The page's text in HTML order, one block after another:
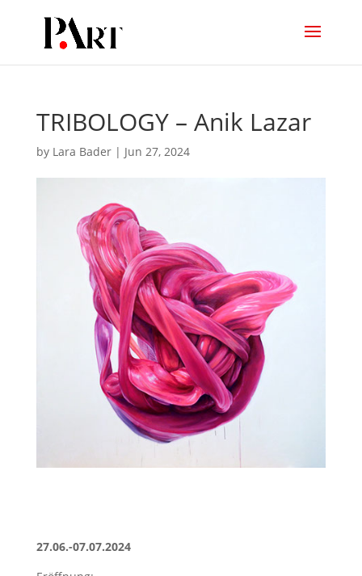
TRIBOLOGY – Anik Lazar
by Lara Bader| Jun 27, 2024
27.06.-07.07.2024